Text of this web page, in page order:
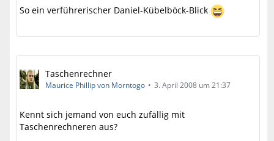
So ein verführerischer Daniel-Kübelböck-Blick
Taschenrechner
Maurice Phillip von Morntogo 3. April 2008 um 21:37
Kennt sich jemand von euch zufällig mit
Taschenrechneren aus?